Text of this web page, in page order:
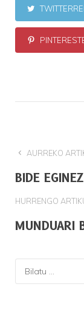
AURREKO
BIDE
HURRENGO
MUNDUARI